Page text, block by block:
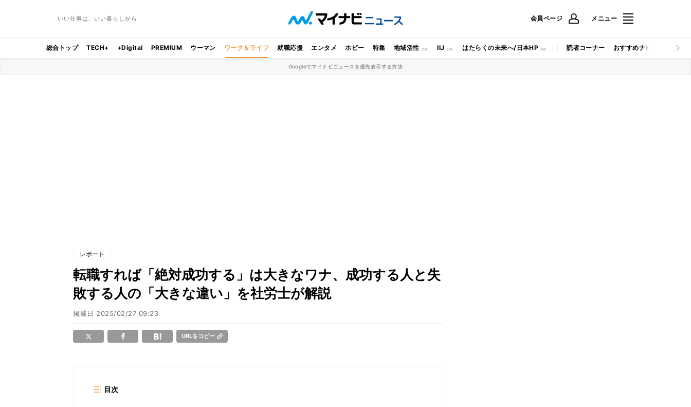
いい仕事は、いい暮らしから 会員ページ メニュー
総合トップ TECH+ +Digital PREMIUM ウーマン ワーク＆ライフ 就職応援 エンタメ ホビー 特集 地域活性 IIJ はたらくの未来へ/日本HP 読者コーナー おすすめナビ マイナビ
Googleでマイナビニュースを優先表示する方法
レポート
転職すれば「絶対成功する」は大きなワナ、成功する人と失
敗する人の「大きな違い」を社労士が解説
掲載日 2025/02/27 09:23
URLをコピー
目次